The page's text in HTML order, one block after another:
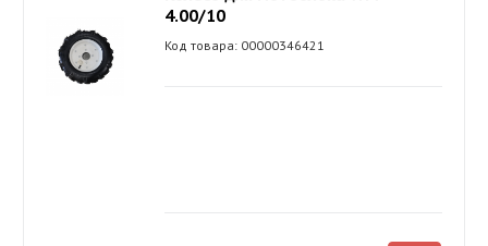
4.00/10
Код товара: 00000346421